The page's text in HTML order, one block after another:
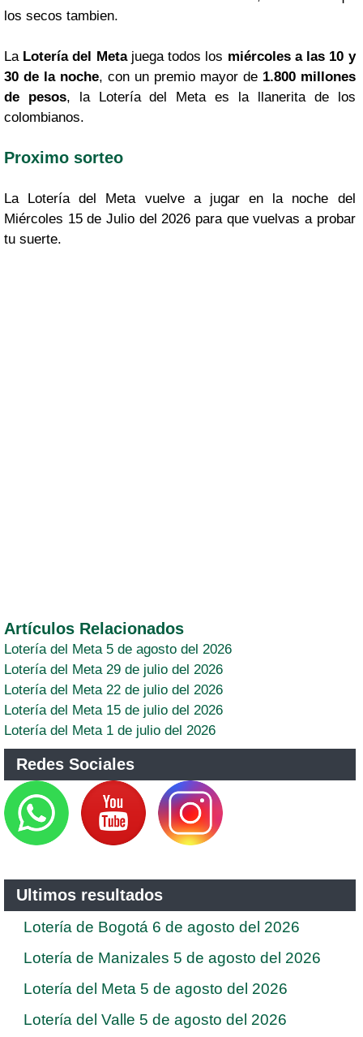
los secos tambien.
La Lotería del Metajuega todos los miércoles a las 10 y
30 de la noche, con un premio mayor de 1.800 millones
de pesos, la Lotería del Meta es la llanerita de los
colombianos.
Proximo sorteo
La Lotería del Meta vuelve a jugar en la noche del
Miércoles 15 de Julio del 2026 para que vuelvas a probar
tu suerte.
Artículos Relacionados
Lotería del Meta 5 de agosto del 2026
Lotería del Meta 29 de julio del 2026
Lotería del Meta 22 de julio del 2026
Lotería del Meta 15 de julio del 2026
Lotería del Meta 1 de julio del 2026
Redes Sociales
Ultimos resultados
Lotería de Bogotá 6 de agosto del 2026
Lotería de Manizales 5 de agosto del 2026
Lotería del Meta 5 de agosto del 2026
Lotería del Valle 5 de agosto del 2026